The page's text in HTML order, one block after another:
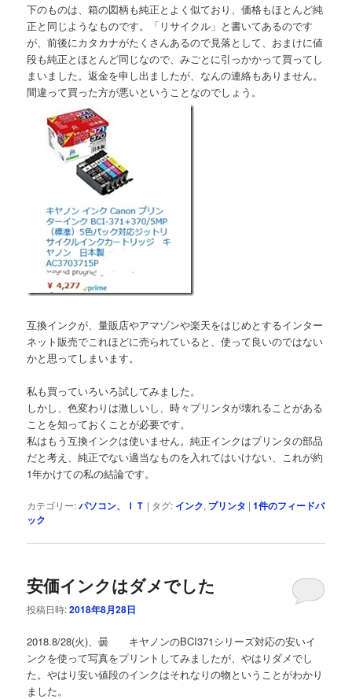
下のものは、箱の図柄も純正とよく似ており、価格もほとんど純
正と同じようなものです。「リサイクル」と書いてあるのです
が、前後にカタカナがたくさんあるので見落として、おまけに値
段も純正とほとんど同じなので、みごとに引っかかって買ってし
まいました。返金を申し出ましたが、なんの連絡もありません。
間違って買った方が悪いということなのでしょう。
互換インクが、量販店やアマゾンや楽天をはじめとするインター
ネット販売でこれほどに売られていると、使って良いのではない
かと思ってしまいます。
私も買っていろいろ試してみました。
しかし、色変わりは激しいし、時々プリンタが壊れることがある
ことを知っておくことが必要です。
私はもう互換インクは使いません。純正インクはプリンタの部品
だと考え、純正でない適当なものを入れてはいけない、これが約
1年かけての私の結論です。
カテゴリー:パソコン、ＩＴ | タグ: インク, プリンタ |1件のフィードバ
ック
安価インクはダメでした
投稿日時:2018年8月28日
2018.8/28(火)、曇 キヤノンのBCI371シリーズ対応の安いイ
ンクを使って写真をプリントしてみましたが、やはりダメでし
た。やはり安い値段のインクはそれなりの物ということがわかり
ました。